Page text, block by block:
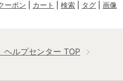
ーポン カート 検索 タグ 画像
ルプセンター TOP